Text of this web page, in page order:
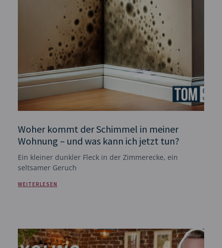
Woher kommt der Schimmel in meiner
Wohnung – und was kann ich jetzt tun?
Ein kleiner dunkler Fleck in der Zimmerecke, ein
seltsamer Geruch
WEITERLESEN